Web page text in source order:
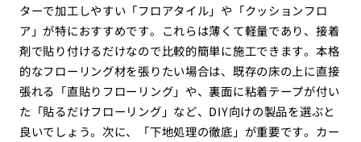
ターで加工しやすい「フロアタイル」や「クッションフロ
ア」が特におすすめです。これらは薄くて軽量であり、接着
剤で貼り付けるだけなので比較的簡単に施工できます。本格
的なフローリング材を張りたい場合は、既存の床の上に直接
張れる「直貼りフローリング」や、裏面に粘着テープが付い
た「貼るだけフローリング」など、DIY向けの製品を選ぶと
良いでしょう。次に、「下地処理の徹底」が重要です。カー